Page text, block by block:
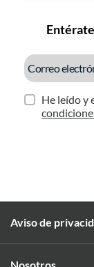
He leído y
Aviso de
Nosotros